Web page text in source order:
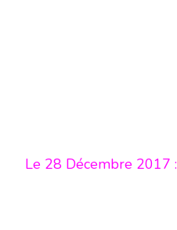
Le 28 Décembre 2017 :